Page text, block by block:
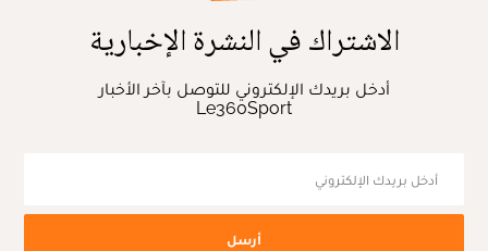
الاشتراك في النشرة الإخبارية
أدخل بريدك الإلكتروني للتوصل بآخر الأخبار
Le360Sport
أرسل